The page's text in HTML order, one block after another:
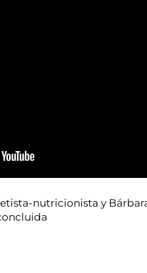
nutricionista y